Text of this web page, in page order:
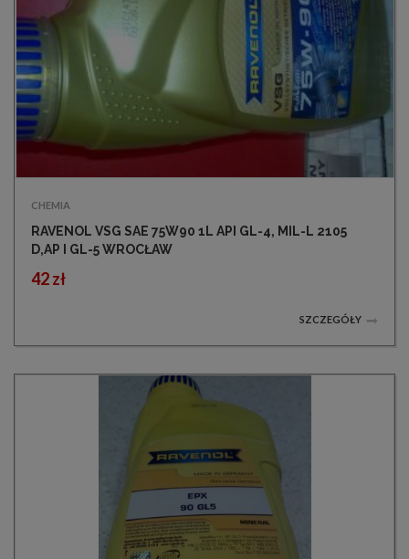
CHEMIA
RAVENOL VSG SAE 75W90 1L API GL-4, MIL-L 2105
D,AP I GL-5 WROCŁAW
42 zł
SZCZEGÓŁY